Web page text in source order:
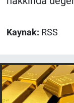
Kaynak: RSS